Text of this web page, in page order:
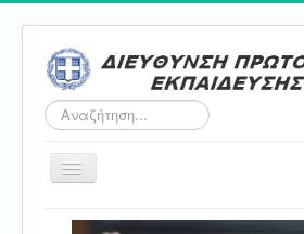
Αναζήτηση...
Εναλλαγή
Αρχική